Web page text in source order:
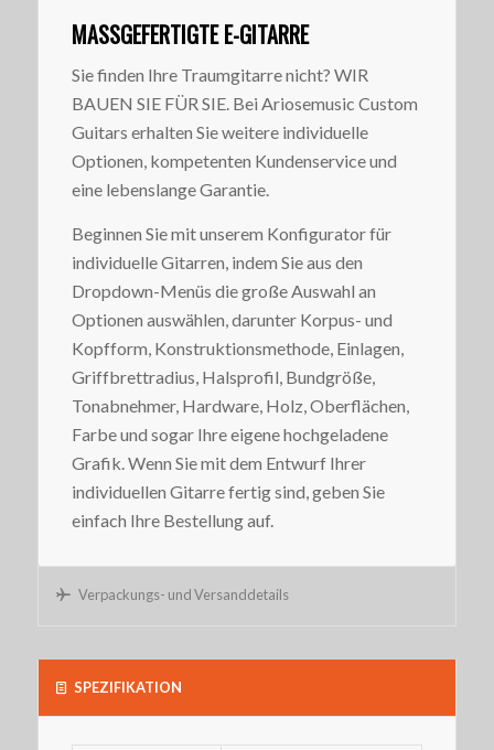
MASSGEFERTIGTE E-GITARRE
Sie finden Ihre Traumgitarre nicht? WIR
BAUEN SIE FÜR SIE. Bei Ariosemusic Custom
Guitars erhalten Sie weitere individuelle
Optionen, kompetenten Kundenservice und
eine lebenslange Garantie.
Beginnen Sie mit unserem Konfigurator für
individuelle Gitarren, indem Sie aus den
Dropdown-Menüs die große Auswahl an
Optionen auswählen, darunter Korpus- und
Kopfform, Konstruktionsmethode, Einlagen,
Griffbrettradius, Halsprofil, Bundgröße,
Tonabnehmer, Hardware, Holz, Oberflächen,
Farbe und sogar Ihre eigene hochgeladene
Grafik. Wenn Sie mit dem Entwurf Ihrer
individuellen Gitarre fertig sind, geben Sie
einfach Ihre Bestellung auf.
Verpackungs- und Versanddetails
SPEZIFIKATION